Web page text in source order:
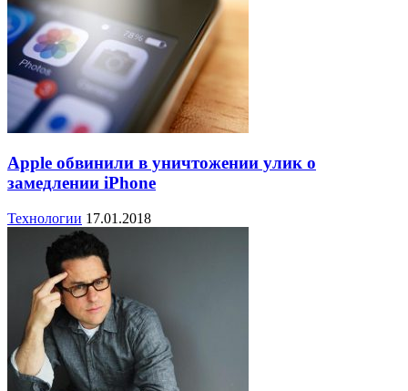
Apple обвинили в уничтожении улик о
замедлении iPhone
Технологии 17.01.2018